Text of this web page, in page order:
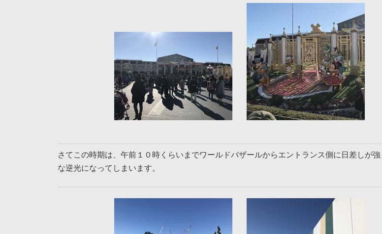
さてこの時期は、午前１０時くらいまでワールドバザールからエントランス側に日差しが
な逆光になってしまいます。